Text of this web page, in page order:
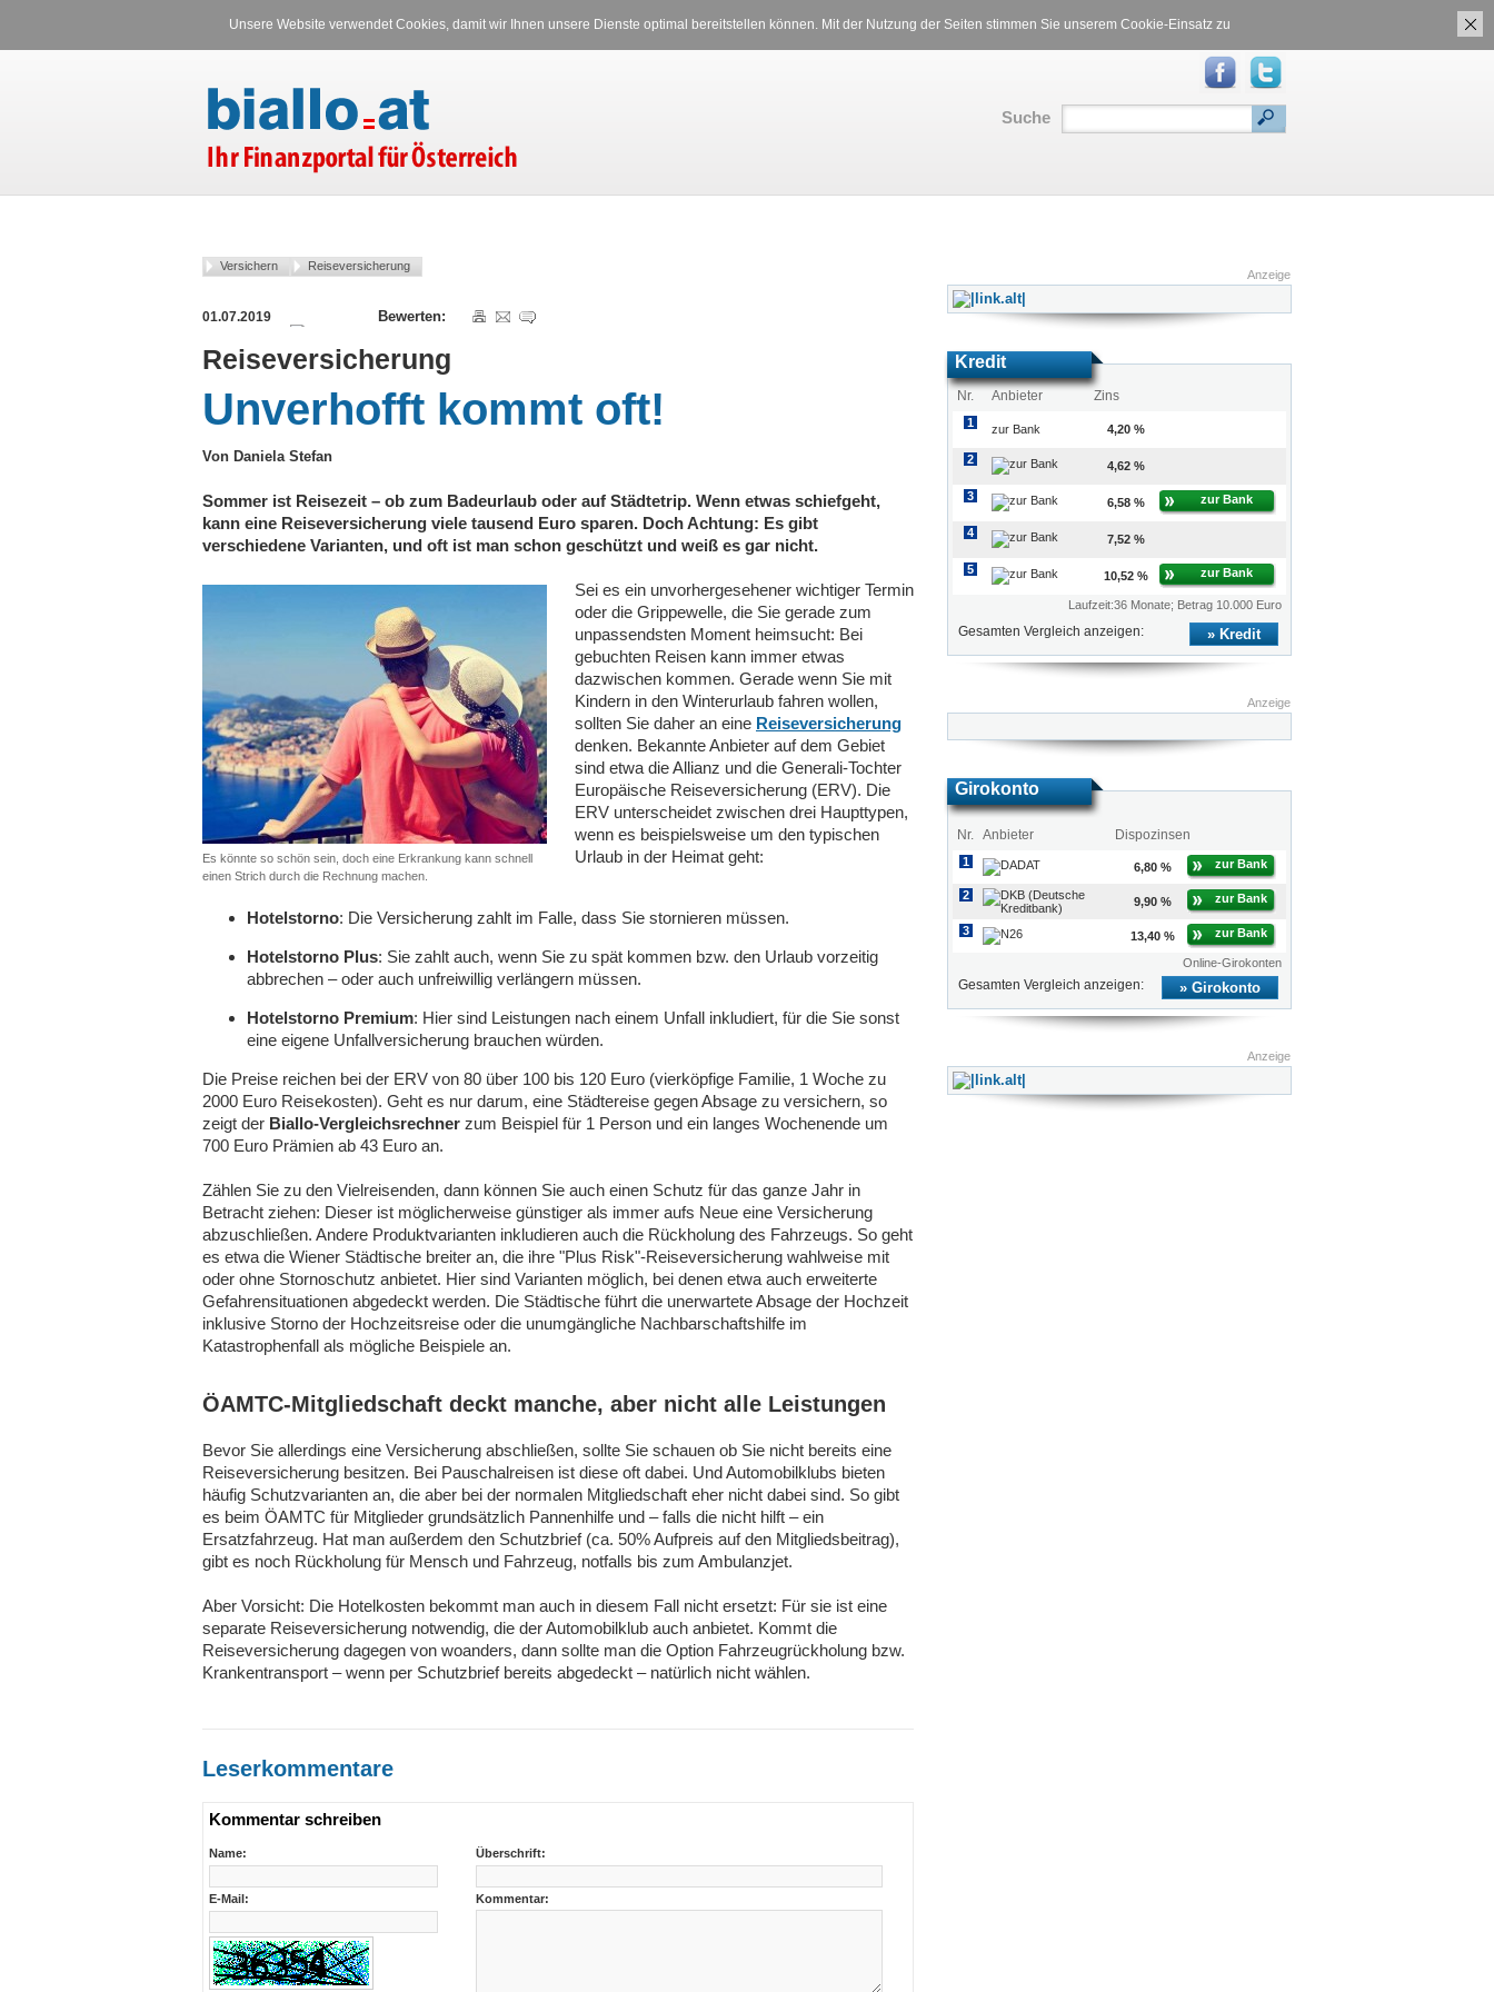
Unsere Website verwendet Cookies, damit wir Ihnen unsere Dienste optimal bereitstellen können. Mit der Nutzung der Seiten stimmen Sie unserem Cookie-Einsatz zu
Suche
Versichern Reiseversicherung
01.07.2019
Reiseversicherung
Unverhofft kommt oft!
Von Daniela Stefan
Sommer ist Reisezeit – ob zum Badeurlaub oder auf Städtetrip. Wenn etwas schiefgeht,
kann eine Reiseversicherung viele tausend Euro sparen. Doch Achtung: Es gibt
verschiedene Varianten, und oft ist man schon geschützt und weiß es gar nicht.
Es könnte so schön sein, doch eine Erkrankung kann schnell
einen Strich durch die Rechnung machen.
Sei es ein unvorhergesehener wichtiger Termin
oder die Grippewelle, die Sie gerade zum
unpassendsten Moment heimsucht: Bei
gebuchten Reisen kann immer etwas
dazwischen kommen. Gerade wenn Sie mit
Kindern in den Winterurlaub fahren wollen,
sollten Sie daher an eine Reiseversicherung
denken. Bekannte Anbieter auf dem Gebiet
sind etwa die Allianz und die Generali-Tochter
Europäische Reiseversicherung (ERV). Die
ERV unterscheidet zwischen drei Haupttypen,
wenn es beispielsweise um den typischen
Urlaub in der Heimat geht:
Hotelstorno: Die Versicherung zahlt im Falle, dass Sie stornieren müssen.
Hotelstorno Plus: Sie zahlt auch, wenn Sie zu spät kommen bzw. den Urlaub vorzeitig
abbrechen – oder auch unfreiwillig verlängern müssen.
Hotelstorno Premium: Hier sind Leistungen nach einem Unfall inkludiert, für die Sie sonst
eine eigene Unfallversicherung brauchen würden.
Die Preise reichen bei der ERV von 80 über 100 bis 120 Euro (vierköpfige Familie, 1 Woche zu
2000 Euro Reisekosten). Geht es nur darum, eine Städtereise gegen Absage zu versichern, so
zeigt der Biallo-Vergleichsrechner zum Beispiel für 1 Person und ein langes Wochenende um
700 Euro Prämien ab 43 Euro an.
Zählen Sie zu den Vielreisenden, dann können Sie auch einen Schutz für das ganze Jahr in
Betracht ziehen: Dieser ist möglicherweise günstiger als immer aufs Neue eine Versicherung
abzuschließen. Andere Produktvarianten inkludieren auch die Rückholung des Fahrzeugs. So geht
es etwa die Wiener Städtische breiter an, die ihre "Plus Risk"-Reiseversicherung wahlweise mit
oder ohne Stornoschutz anbietet. Hier sind Varianten möglich, bei denen etwa auch erweiterte
Gefahrensituationen abgedeckt werden. Die Städtische führt die unerwartete Absage der Hochzeit
inklusive Storno der Hochzeitsreise oder die unumgängliche Nachbarschaftshilfe im
Katastrophenfall als mögliche Beispiele an.
ÖAMTC-Mitgliedschaft deckt manche, aber nicht alle Leistungen
Bevor Sie allerdings eine Versicherung abschließen, sollte Sie schauen ob Sie nicht bereits eine
Reiseversicherung besitzen. Bei Pauschalreisen ist diese oft dabei. Und Automobilklubs bieten
häufig Schutzvarianten an, die aber bei der normalen Mitgliedschaft eher nicht dabei sind. So gibt
es beim ÖAMTC für Mitglieder grundsätzlich Pannenhilfe und – falls die nicht hilft – ein
Ersatzfahrzeug. Hat man außerdem den Schutzbrief (ca. 50% Aufpreis auf den Mitgliedsbeitrag),
gibt es noch Rückholung für Mensch und Fahrzeug, notfalls bis zum Ambulanzjet.
Aber Vorsicht: Die Hotelkosten bekommt man auch in diesem Fall nicht ersetzt: Für sie ist eine
separate Reiseversicherung notwendig, die der Automobilklub auch anbietet. Kommt die
Reiseversicherung dagegen von woanders, dann sollte man die Option Fahrzeugrückholung bzw.
Krankentransport – wenn per Schutzbrief bereits abgedeckt – natürlich nicht wählen.
Leserkommentare
Kommentar schreiben
Name:
E-Mail:
Überschrift:
Kommentar:
Anzeige
Kredit
Nr. Anbieter Zins
1 zur Bank 4,20 %
2 4,62 %
3 6,58 % zur Bank
4 7,52 %
5 10,52 % zur Bank
Laufzeit:36 Monate; Betrag 10.000 Euro
Gesamten Vergleich anzeigen: Kredit
Anzeige
Girokonto
Nr. Anbieter Dispozinsen
1 6,80 % zur Bank
2 9,90 % zur Bank
3 13,40 % zur Bank
Online-Girokonten
Gesamten Vergleich anzeigen: Girokonto
Anzeige